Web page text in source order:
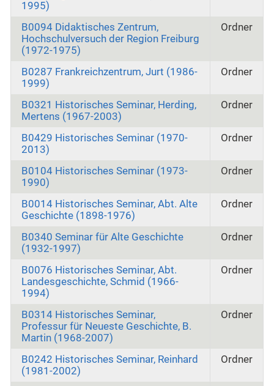
1995)
B0094 Didaktisches Zentrum,
Hochschulversuch der Region Freiburg
(1972-1975)
Ordner
B0287 Frankreichzentrum, Jurt (1986-
1999)
Ordner
B0321 Historisches Seminar, Herding,
Mertens (1967-2003)
Ordner
B0429 Historisches Seminar (1970-
2013)
Ordner
B0104 Historisches Seminar (1973-
1990)
Ordner
B0014 Historisches Seminar, Abt. Alte
Geschichte (1898-1976)
Ordner
B0340 Seminar für Alte Geschichte
(1932-1997)
Ordner
B0076 Historisches Seminar, Abt.
Landesgeschichte, Schmid (1966-
1994)
Ordner
B0314 Historisches Seminar,
Professur für Neueste Geschichte, B.
Martin (1968-2007)
Ordner
B0242 Historisches Seminar, Reinhard
(1981‑2002)
Ordner